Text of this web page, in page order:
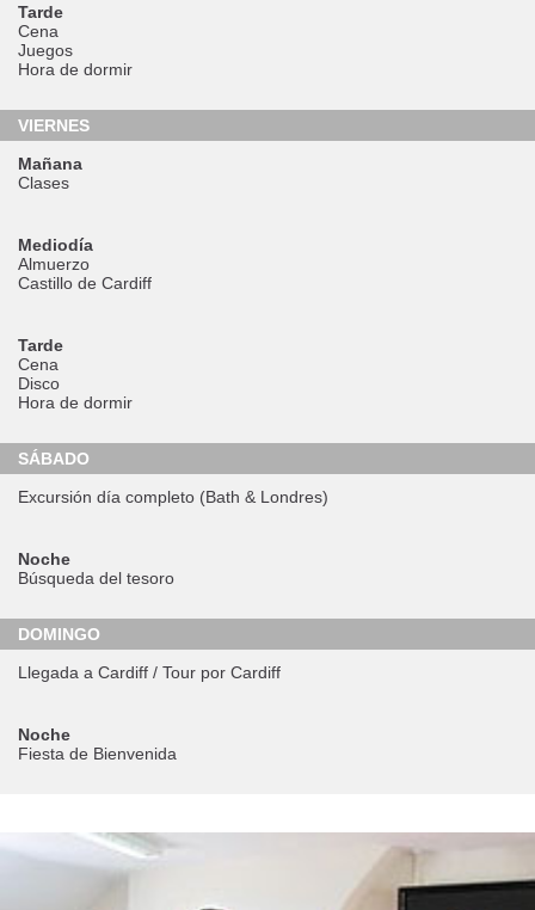
Tarde
Cena
Juegos
Hora de dormir
VIERNES
Mañana
Clases
Mediodía
Almuerzo
Castillo de Cardiff
Tarde
Cena
Disco
Hora de dormir
SÁBADO
Excursión día completo (Bath & Londres)
Noche
Búsqueda del tesoro
DOMINGO
Llegada a Cardiff / Tour por Cardiff
Noche
Fiesta de Bienvenida